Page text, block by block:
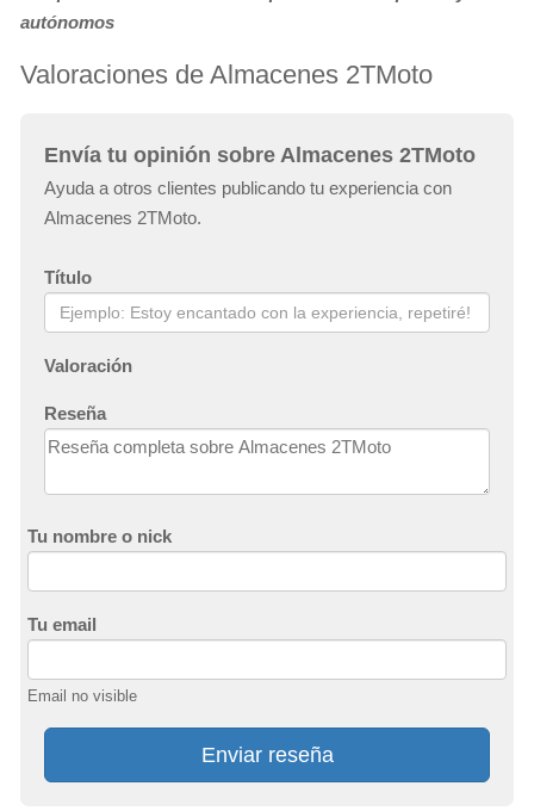
autónomos
Valoraciones de Almacenes 2TMoto
Envía tu opinión sobre Almacenes 2TMoto
Ayuda a otros clientes publicando tu experiencia con
Almacenes 2TMoto.
Título
Valoración
Reseña
Tu nombre o nick
Tu email
Email no visible
Enviar reseña